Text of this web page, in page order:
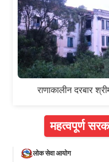
राणाकालीन दरबार
महत्वपूर्ण
लोक सेवा आयोग